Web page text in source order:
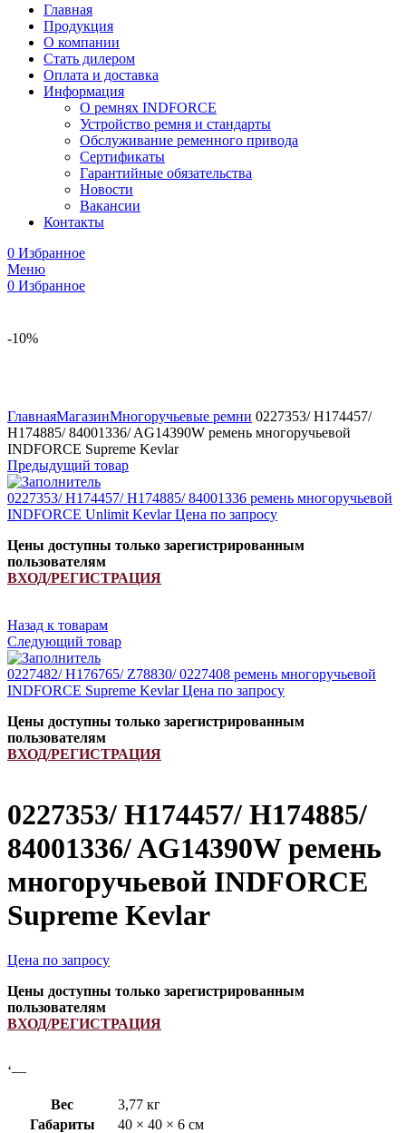
Главная
Продукция
О компании
Стать дилером
Оплата и доставка
Информация
О ремнях INDFORCE
Устройство ремня и стандарты
Обслуживание ременного привода
Сертификаты
Гарантийные обязательства
Новости
Вакансии
Контакты
0 Избранное
Меню
0 Избранное
-10%
ГлавнаяМагазинМногоручьевые ремни 0227353/ H174457/
H174885/ 84001336/ AG14390W ремень многоручьевой
INDFORCE Supreme Kevlar
Предыдущий товар
0227353/ H174457/ H174885/ 84001336 ремень многоручьевой
INDFORCE Unlimit KevlarЦена по запросу
Цены доступны только зарегистрированным
пользователям
ВХОД/РЕГИСТРАЦИЯ
Назад к товарам
Следующий товар
0227482/ H176765/ Z78830/ 0227408 ремень многоручьевой
INDFORCE Supreme KevlarЦена по запросу
Цены доступны только зарегистрированным
пользователям
ВХОД/РЕГИСТРАЦИЯ
0227353/ H174457/ H174885/
84001336/ AG14390W ремень
многоручьевой INDFORCE
Supreme Kevlar
Цена по запросу
Цены доступны только зарегистрированным
пользователям
ВХОД/РЕГИСТРАЦИЯ
‘—
Вес
3,77 кг
Габариты
40 × 40 × 6 см